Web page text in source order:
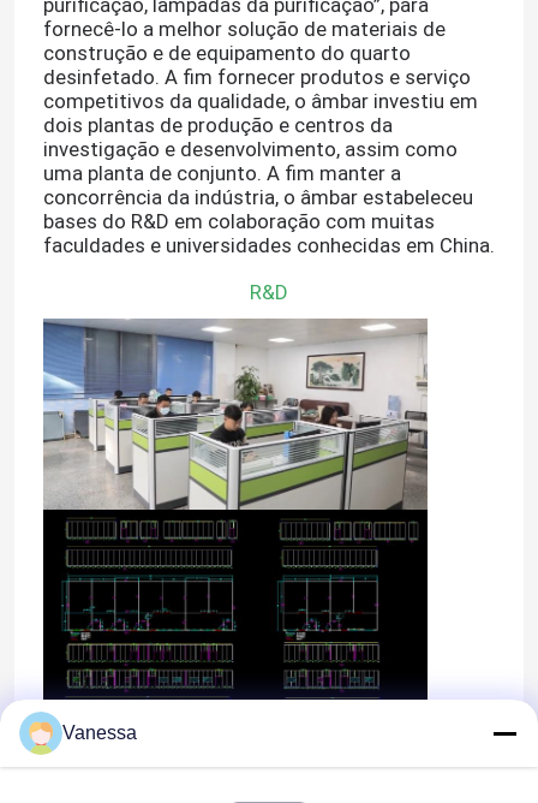
Casa
Produtos
Sobre nós
Excursão da fábrica
Controle da qualidade
Contacte-nos
Notícia
Casos
Teatro de funcionamento modular
purificação, lâmpadas da purificação”, para
fornecê-lo a melhor solução de materiais de
construção e de equipamento do quarto
desinfetado. A fim fornecer produtos e serviço
competitivos da qualidade, o âmbar investiu em
dois plantas de produção e centros da
investigação e desenvolvimento, assim como
uma planta de conjunto. A fim manter a
concorrência da indústria, o âmbar estabeleceu
bases do R&D em colaboração com muitas
faculdades e universidades conhecidas em China.
R&D
Vanessa